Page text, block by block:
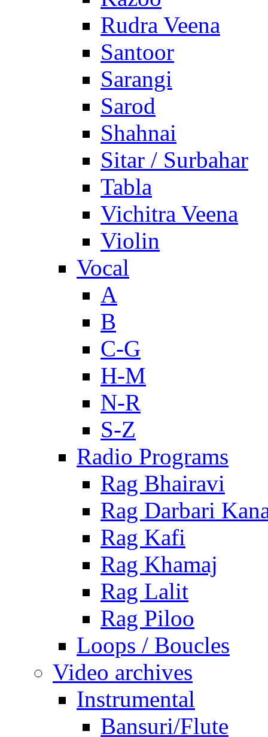
Rudra Veena
Santoor
Sarangi
Sarod
Shahnai
Sitar / Surbahar
Tabla
Vichitra Veena
Violin
Vocal
A
B
C-G
H-M
N-R
S-Z
Radio Programs
Rag Bhairavi
Rag Darbari
Rag Kafi
Rag Khamaj
Rag Lalit
Rag Piloo
Loops / Boucles
Video archives
Instrumental
Bansuri/Flute